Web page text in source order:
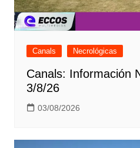
Canals Necrológicas
Canals: Información
3/8/26
03/08/2026